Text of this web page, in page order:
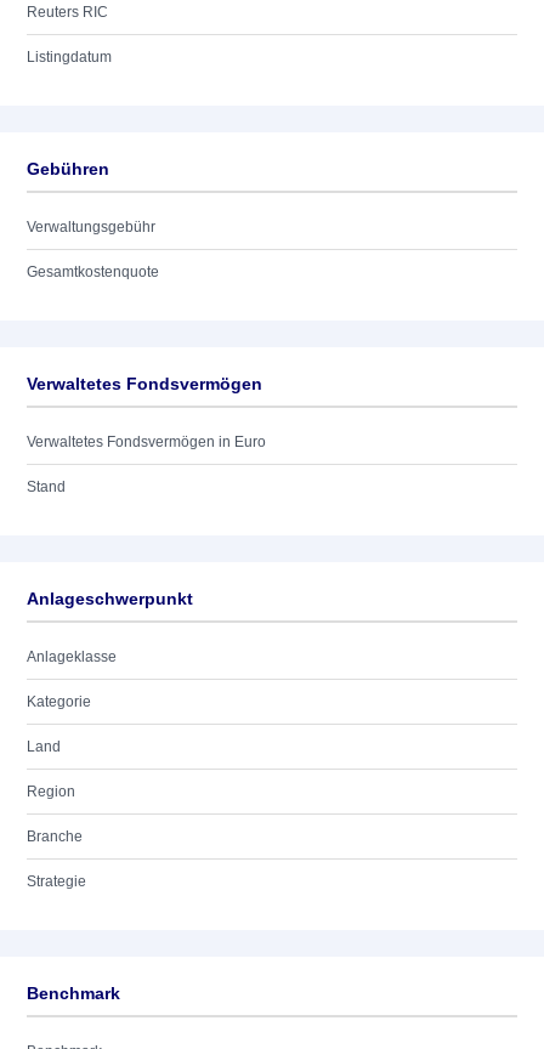
Reuters RIC
Listingdatum
Gebühren
Verwaltungsgebühr
Gesamtkostenquote
Verwaltetes Fondsvermögen
Verwaltetes Fondsvermögen in Euro
Stand
Anlageschwerpunkt
Anlageklasse
Kategorie
Land
Region
Branche
Strategie
Benchmark